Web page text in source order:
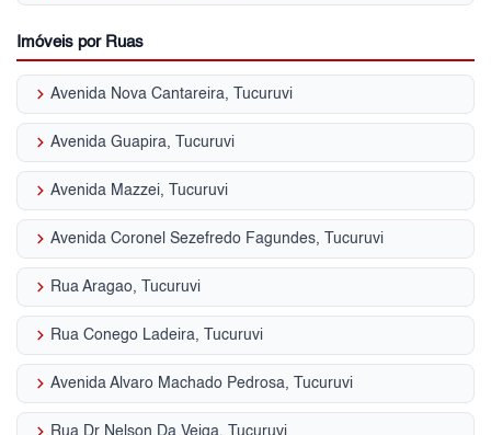
Imóveis por Ruas
keyboard_arrow_right Avenida Nova Cantareira, Tucuruvi
keyboard_arrow_right Avenida Guapira, Tucuruvi
keyboard_arrow_right Avenida Mazzei, Tucuruvi
keyboard_arrow_right Avenida Coronel Sezefredo Fagundes, Tucuruvi
keyboard_arrow_right Rua Aragao, Tucuruvi
keyboard_arrow_right Rua Conego Ladeira, Tucuruvi
keyboard_arrow_right Avenida Alvaro Machado Pedrosa, Tucuruvi